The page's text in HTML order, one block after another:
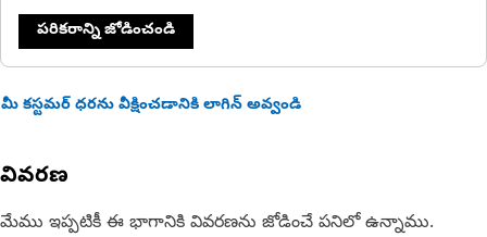
పరికరాన్ని జోడించండి
మీ కస్టమర్ ధరను వీక్షించడానికి లాగిన్ అవ్వండి
వివరణ
మేము ఇప్పటికీ ఈ భాగానికి వివరణను జోడించే పనిలో ఉన్నాము.